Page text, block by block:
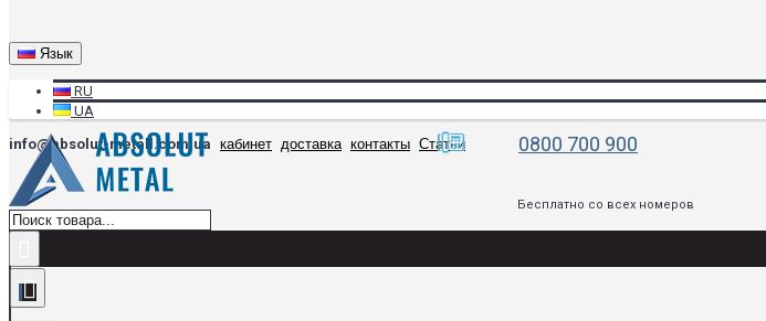
Язык
RU
UA
info@absolut-metall.com.ua кабинет доставка контакты Статьи 0800 700 900
Бесплатно со всех номеров